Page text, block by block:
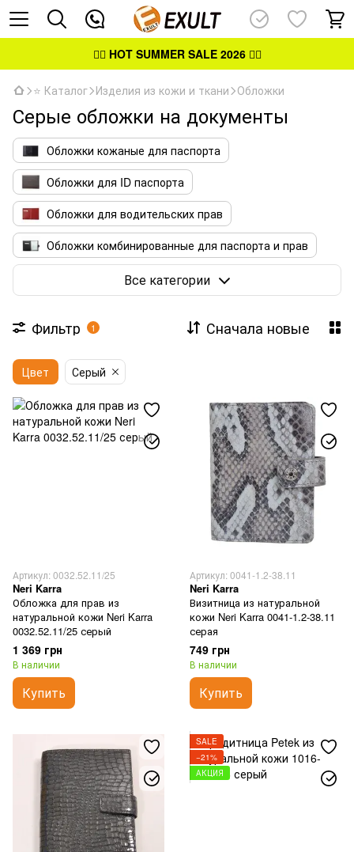
👉🏻 HOT SUMMER SALE 2026👈🏻
⭐ Каталог Изделия из кожи и ткани Обложки
Серые обложки на документы
Обложки кожаные для паспорта
Обложки для ID паспорта
Обложки для водительских прав
Обложки комбинированные для паспорта и прав
Обложки для удостоверений
Все категории
Фильтр 1 Сначала новые
Цвет Серый
Артикул: 0032.52.11/25
Neri Karra
Обложка для прав из
натуральной кожи Neri Karra
0032.52.11/25 серый
1 369 грн
В наличии
Купить
Артикул: 0041-1.2-38.11
Neri Karra
Визитница из натуральной
кожи Neri Karra 0041-1.2-38.11
серая
749 грн
В наличии
Купить
SALE
−21%
АКЦИЯ